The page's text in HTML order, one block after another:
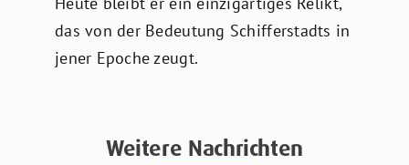
das von der Bedeutung Schifferstadts in
jener Epoche zeugt.
Weitere Nachrichten